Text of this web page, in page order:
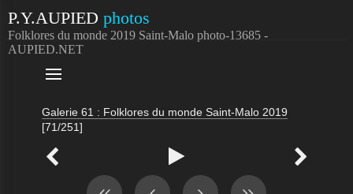
P.Y.AUPIED photos
Folklores du monde 2019 Saint-Malo photo-13685 -
AUPIED.NET

Galerie 61 : Folklores du monde Saint-Malo 2019
[71/251]
  